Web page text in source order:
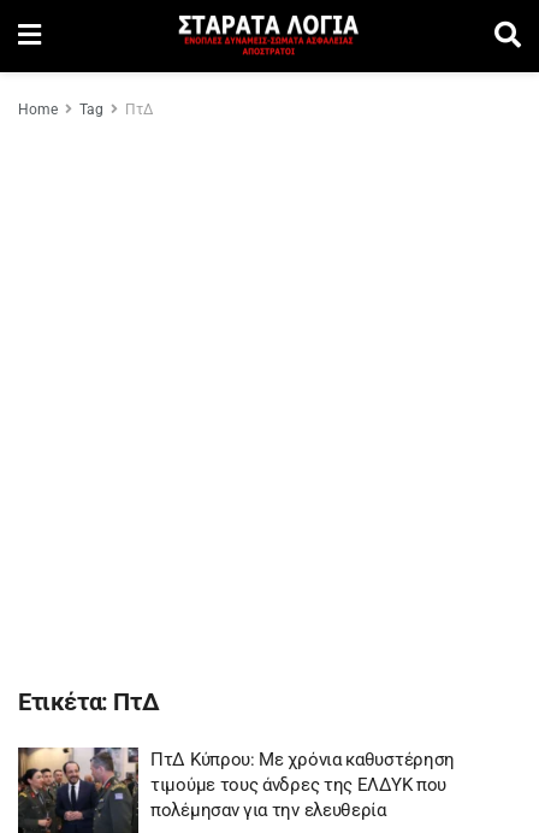
Home Tag ΠτΔ
Ετικέτα: ΠτΔ
ΠτΔ Κύπρου: Με χρόνια καθυστέρηση
τιμούμε τους άνδρες της ΕΛΔΥΚ που
πολέμησαν για την ελευθερία